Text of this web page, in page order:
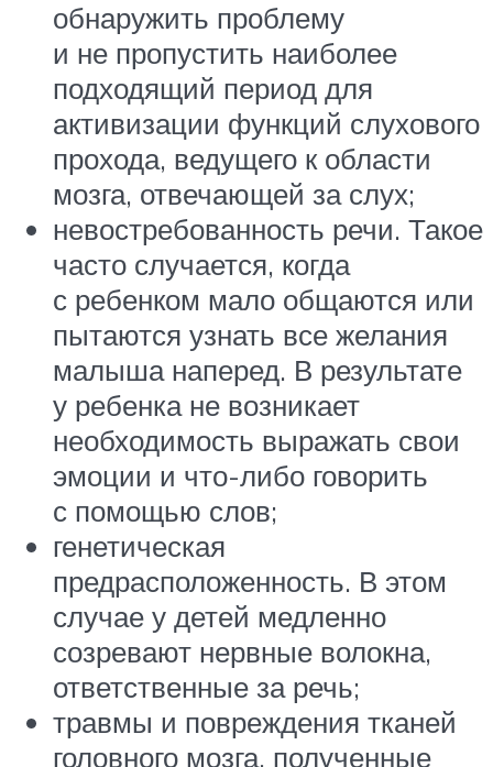
обнаружить проблему
и не пропустить наиболее
подходящий период для
активизации функций слухового
прохода, ведущего к области
мозга, отвечающей за слух;
невостребованность речи. Такое
часто случается, когда
с ребенком мало общаются или
пытаются узнать все желания
малыша наперед. В результате
у ребенка не возникает
необходимость выражать свои
эмоции и что-либо говорить
с помощью слов;
генетическая
предрасположенность. В этом
случае у детей медленно
созревают нервные волокна,
ответственные за речь;
травмы и повреждения тканей
головного мозга, полученные